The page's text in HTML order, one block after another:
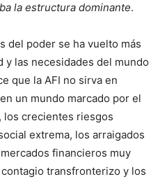
la estructura dominante.
del poder se ha vuelto más
y las necesidades del mundo
que la AFI no sirva en
un mundo marcado por el
los crecientes riesgos
extrema, los arraigados
financieros muy
transfronterizo y los